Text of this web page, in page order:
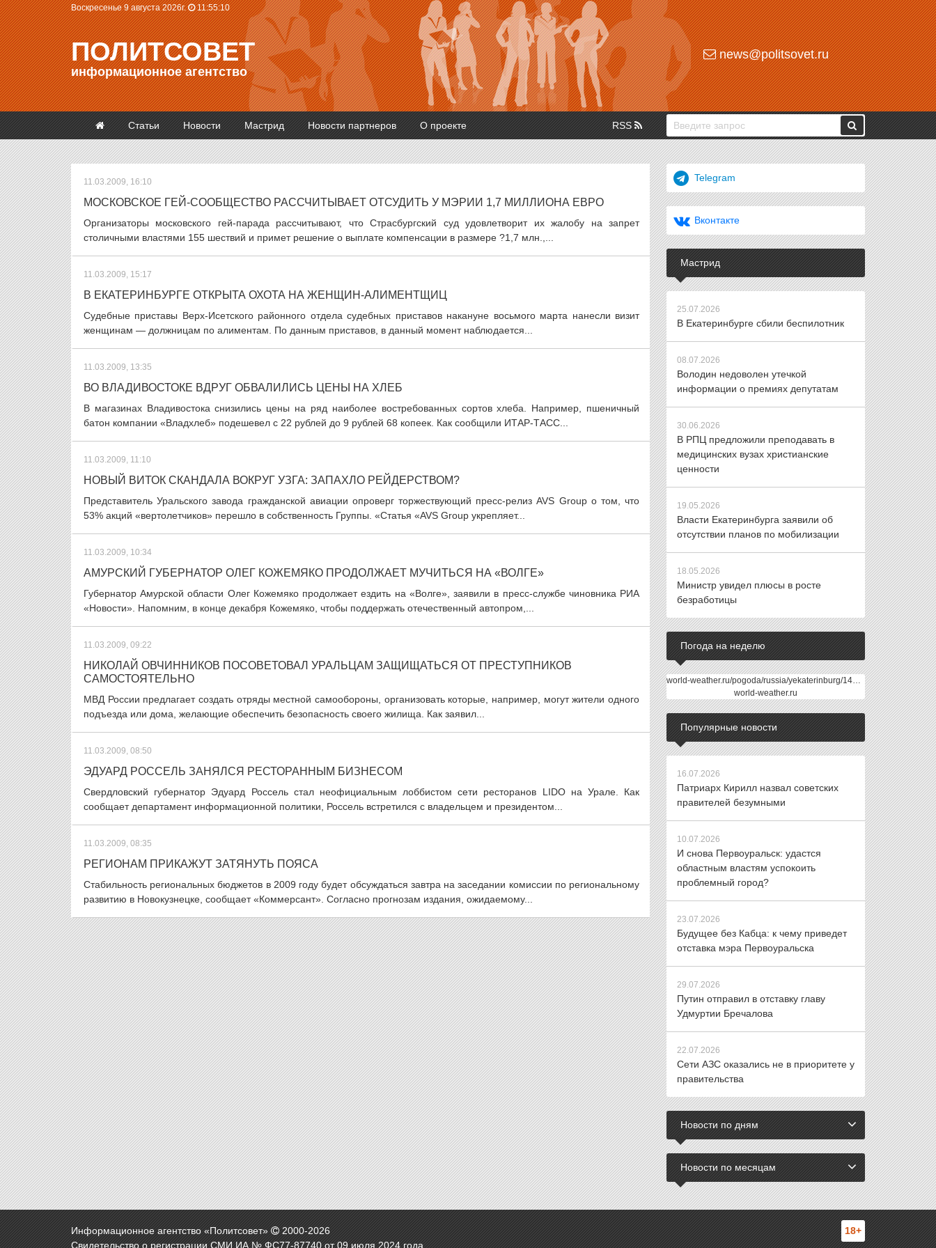
Воскресенье 9 августа 2026г. 11:55:10
ПОЛИТСОВЕТ
информационное агентство
news@politsovet.ru
Статьи Новости Мастрид Новости партнеров О проекте RSS
11.03.2009, 16:10
МОСКОВСКОЕ ГЕЙ-СООБЩЕСТВО РАССЧИТЫВАЕТ ОТСУДИТЬ У МЭРИИ 1,7 МИЛЛИОНА ЕВРО
Организаторы московского гей-парада рассчитывают, что Страсбургский суд удовлетворит их жалобу на запрет
столичными властями 155 шествий и примет решение о выплате компенсации в размере ?1,7 млн.,...
11.03.2009, 15:17
В ЕКАТЕРИНБУРГЕ ОТКРЫТА ОХОТА НА ЖЕНЩИН-АЛИМЕНТЩИЦ
Судебные приставы Верх-Исетского районного отдела судебных приставов накануне восьмого марта нанесли визит
женщинам — должницам по алиментам. По данным приставов, в данный момент наблюдается...
11.03.2009, 13:35
ВО ВЛАДИВОСТОКЕ ВДРУГ ОБВАЛИЛИСЬ ЦЕНЫ НА ХЛЕБ
В магазинах Владивостока снизились цены на ряд наиболее востребованных сортов хлеба. Например, пшеничный
батон компании «Владхлеб» подешевел с 22 рублей до 9 рублей 68 копеек. Как сообщили ИТАР-ТАСС...
11.03.2009, 11:10
НОВЫЙ ВИТОК СКАНДАЛА ВОКРУГ УЗГА: ЗАПАХЛО РЕЙДЕРСТВОМ?
Представитель Уральского завода гражданской авиации опроверг торжествующий пресс-релиз AVS Group о том, что
53% акций «вертолетчиков» перешло в собственность Группы. «Статья «AVS Group укрепляет...
11.03.2009, 10:34
АМУРСКИЙ ГУБЕРНАТОР ОЛЕГ КОЖЕМЯКО ПРОДОЛЖАЕТ МУЧИТЬСЯ НА «ВОЛГЕ»
Губернатор Амурской области Олег Кожемяко продолжает ездить на «Волге», заявили в пресс-службе чиновника РИА
«Новости». Напомним, в конце декабря Кожемяко, чтобы поддержать отечественный автопром,...
11.03.2009, 09:22
НИКОЛАЙ ОВЧИННИКОВ ПОСОВЕТОВАЛ УРАЛЬЦАМ ЗАЩИЩАТЬСЯ ОТ ПРЕСТУПНИКОВ
САМОСТОЯТЕЛЬНО
МВД России предлагает создать отряды местной самообороны, организовать которые, например, могут жители одного
подъезда или дома, желающие обеспечить безопасность своего жилища. Как заявил...
11.03.2009, 08:50
ЭДУАРД РОССЕЛЬ ЗАНЯЛСЯ РЕСТОРАННЫМ БИЗНЕСОМ
Свердловский губернатор Эдуард Россель стал неофициальным лоббистом сети ресторанов LIDO на Урале. Как
сообщает департамент информационной политики, Россель встретился с владельцем и президентом...
11.03.2009, 08:35
РЕГИОНАМ ПРИКАЖУТ ЗАТЯНУТЬ ПОЯСА
Стабильность региональных бюджетов в 2009 году будет обсуждаться завтра на заседании комиссии по региональному
развитию в Новокузнецке, сообщает «Коммерсант». Согласно прогнозам издания, ожидаемому...
Telegram
Вконтакте
Мастрид
25.07.2026
В Екатеринбурге сбили беспилотник
08.07.2026
Володин недоволен утечкой
информации о премиях депутатам
30.06.2026
В РПЦ предложили преподавать в
медицинских вузах христианские
ценности
19.05.2026
Власти Екатеринбурга заявили об
отсутствии планов по мобилизации
18.05.2026
Министр увидел плюсы в росте
безработицы
Погода на неделю
world-weather.ru/pogoda/russia/yekaterinburg/14days/
world-weather.ru
Популярные новости
16.07.2026
Патриарх Кирилл назвал советских
правителей безумными
10.07.2026
И снова Первоуральск: удастся
областным властям успокоить
проблемный город?
23.07.2026
Будущее без Кабца: к чему приведет
отставка мэра Первоуральска
29.07.2026
Путин отправил в отставку главу
Удмуртии Бречалова
22.07.2026
Сети АЗС оказались не в приоритете у
правительства
Новости по дням
Новости по месяцам
Информационное агентство «Политсовет» 2000-2026
Свидетельство о регистрации СМИ ИА № ФС77-87740 от 09 июля 2024 года.
18+